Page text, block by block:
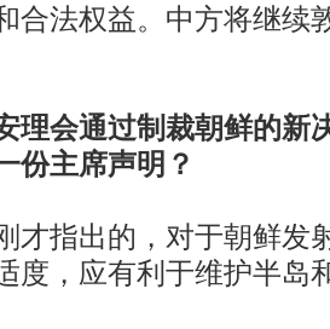
合法权益。中方将继续
理会通过制裁朝鲜的新
份主席声明？
指出的，对于朝鲜发
度，应有利于维护半岛